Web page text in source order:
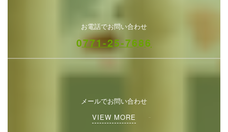
お電話でお問い合わせ
0771-25-7686
メールでお問い合わせ
VIEW MORE